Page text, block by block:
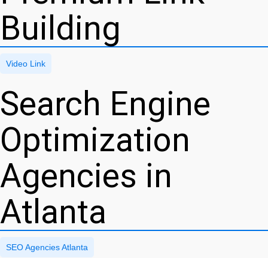
Building
Video Link
Search Engine
Optimization
Agencies in
Atlanta
SEO Agencies Atlanta